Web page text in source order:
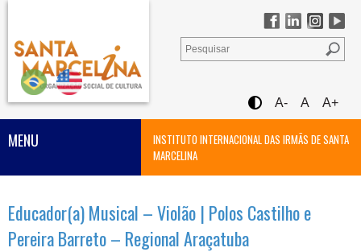
A- A A+
INSTITUTO INTERNACIONAL DAS IRMÃS DE SANTA
MARCELINA
MENU
Educador(a) Musical – Violão | Polos Castilho e
Pereira Barreto – Regional Araçatuba